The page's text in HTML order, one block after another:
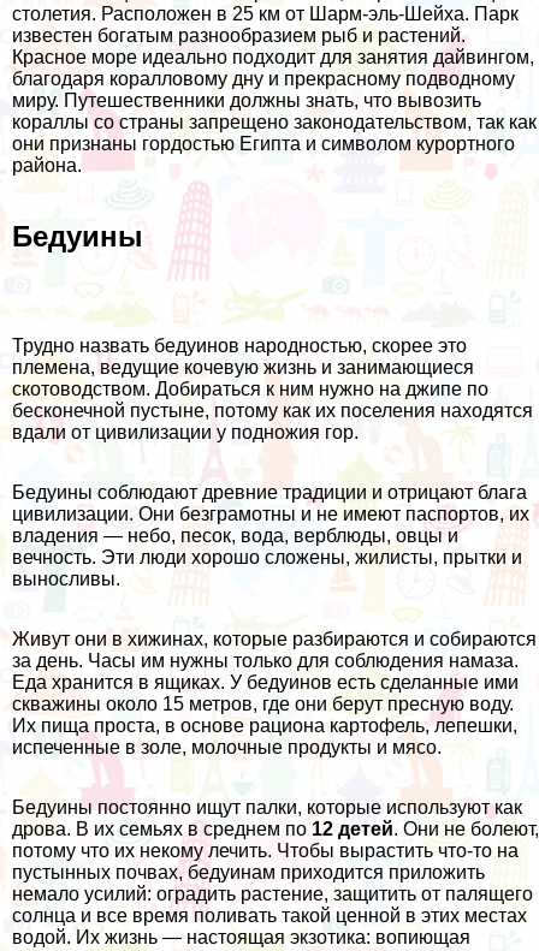
столетия. Расположен в 25 км от Шарм-эль-Шейха. Парк
известен богатым разнообразием рыб и растений.
Красное море идеально подходит для занятия дайвингом,
благодаря коралловому дну и прекрасному подводному
миру. Путешественники должны знать, что вывозить
кораллы со страны запрещено законодательством, так как
они признаны гордостью Египта и символом курортного
района.
Бедуины
Трудно назвать бедуинов народностью, скорее это
племена, ведущие кочевую жизнь и занимающиеся
скотоводством. Добираться к ним нужно на джипе по
бесконечной пустыне, потому как их поселения находятся
вдали от цивилизации у подножия гор.
Бедуины соблюдают древние традиции и отрицают блага
цивилизации. Они безграмотны и не имеют паспортов, их
владения — небо, песок, вода, верблюды, овцы и
вечность. Эти люди хорошо сложены, жилисты, прытки и
выносливы.
Живут они в хижинах, которые разбираются и собираются
за день. Часы им нужны только для соблюдения намаза.
Еда хранится в ящиках. У бедуинов есть сделанные ими
скважины около 15 метров, где они берут пресную воду.
Их пища проста, в основе рациона картофель, лепешки,
испеченные в золе, молочные продукты и мясо.
Бедуины постоянно ищут палки, которые используют как
дрова. В их семьях в среднем по 12 детей. Они не болеют,
потому что их некому лечить. Чтобы вырастить что-то на
пустынных почвах, бедуинам приходится приложить
немало усилий: оградить растение, защитить от палящего
солнца и все время поливать такой ценной в этих местах
водой. Их жизнь — настоящая экзотика: вопиющая